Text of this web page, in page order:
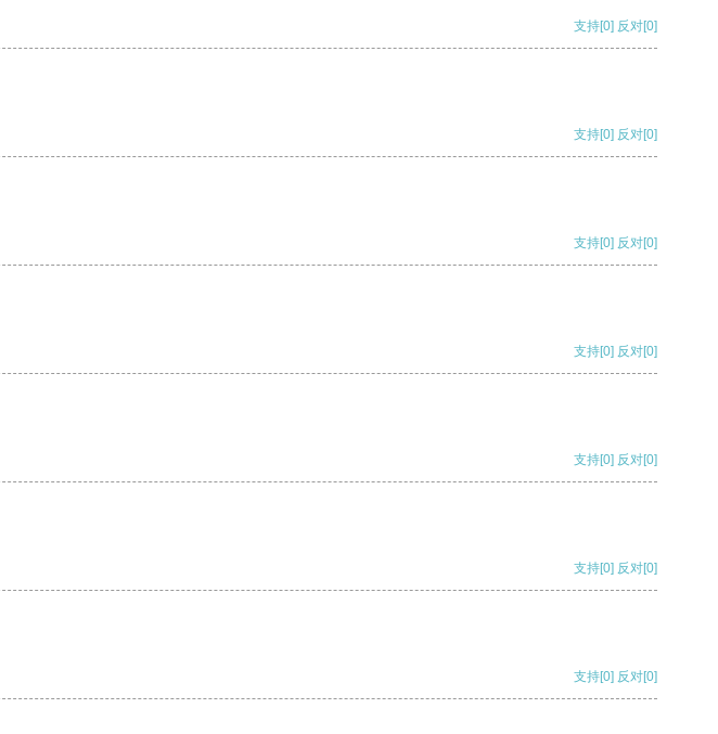
支持[0] 反对[0]
支持[0] 反对[0]
支持[0] 反对[0]
支持[0] 反对[0]
支持[0] 反对[0]
支持[0] 反对[0]
支持[0] 反对[0]